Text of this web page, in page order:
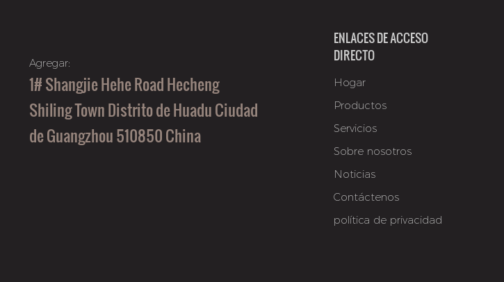
Agregar:
1# Shangjie Hehe Road Hecheng
Shiling Town Distrito de Huadu Ciudad
de Guangzhou 510850 China
ENLACES DE ACCESO
DIRECTO
Hogar
Productos
Servicios
Sobre nosotros
Noticias
Contáctenos
política de privacidad